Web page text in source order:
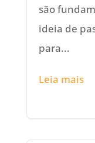
são
ideia de
para...
Leia mais